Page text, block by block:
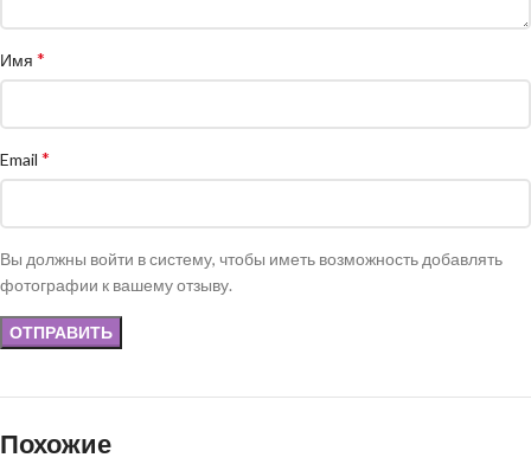
Имя *
Email *
Вы должны войти в систему, чтобы иметь возможность добавлять
фотографии к вашему отзыву.
Похожие